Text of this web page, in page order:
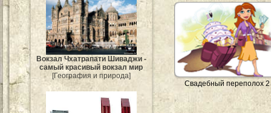
Вокзал Чхатрапати Шиваджи -
самый красивый вокзал мир
[География и природа]
Свадебный переполох 2